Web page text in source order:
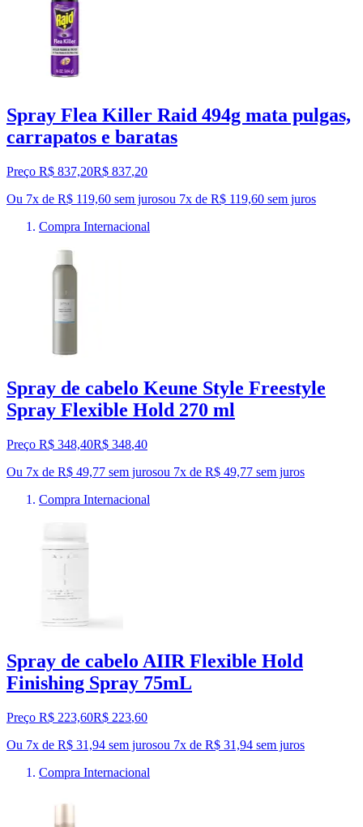
Spray Flea Killer Raid 494g mata pulgas,
carrapatos e baratas
Preço R$ 837,20R$ 837,20
Ou 7x de R$ 119,60 sem jurosou 7x de R$ 119,60 sem juros
Compra Internacional
Spray de cabelo Keune Style Freestyle
Spray Flexible Hold 270 ml
Preço R$ 348,40R$ 348,40
Ou 7x de R$ 49,77 sem jurosou 7x de R$ 49,77 sem juros
Compra Internacional
Spray de cabelo AIIR Flexible Hold
Finishing Spray 75mL
Preço R$ 223,60R$ 223,60
Ou 7x de R$ 31,94 sem jurosou 7x de R$ 31,94 sem juros
Compra Internacional